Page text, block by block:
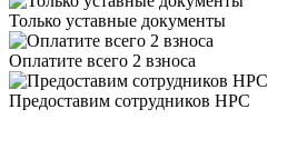
Только уставные документы
Оплатите всего 2 взноса
Предоставим сотрудников НРС